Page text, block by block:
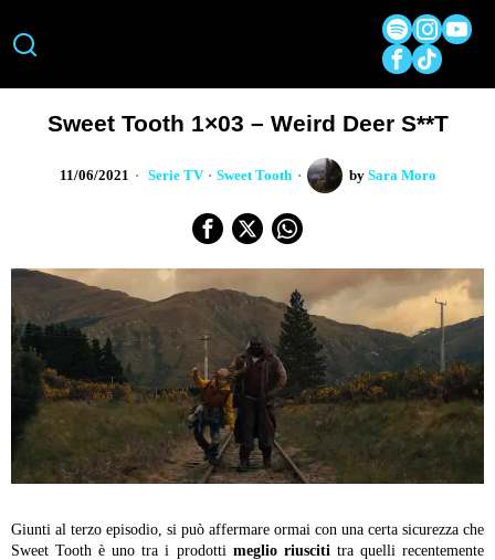
Sweet Tooth 1×03 – Weird Deer S**t
11/06/2021 Serie TV · Sweet Tooth by Sara Moro
Giunti al terzo episodio, si può affermare ormai con una certa sicurezza che
Sweet Tooth è uno tra i prodotti meglio riusciti tra quelli recentemente